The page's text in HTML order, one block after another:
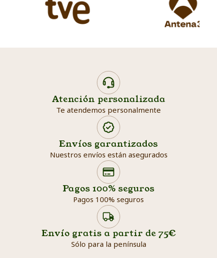
Atención personalizada
Te atendemos personalmente
Envíos garantizados
Nuestros envíos están asegurados
Pagos 100% seguros
Pagos 100% seguros
Envío gratis a partir de 75€
Sólo para la península
Search products